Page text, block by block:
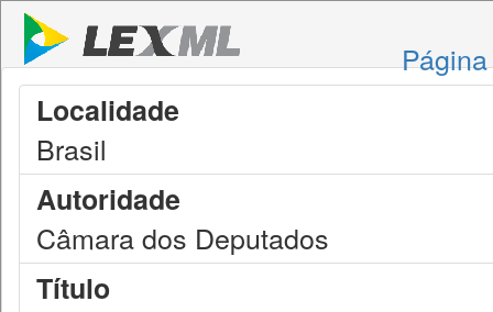
Localidade
Brasil
Autoridade
Câmara dos Deputados
Título